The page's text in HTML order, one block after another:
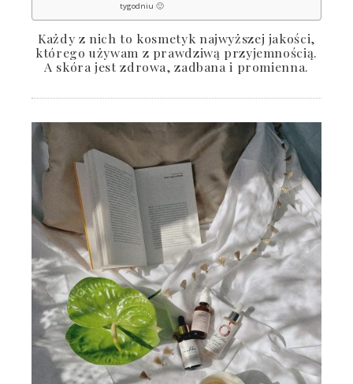
tygodniu 🙂
Każdy z nich to kosmetyk najwyższej jakości,
którego używam z prawdziwą przyjemnością.
A skóra jest zdrowa, zadbana i promienna.